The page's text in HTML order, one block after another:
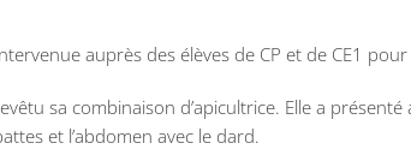
auprès des élèves de CP et de CE1
sa combinaison d’apicultrice. Elle a
et l’abdomen avec le dard.